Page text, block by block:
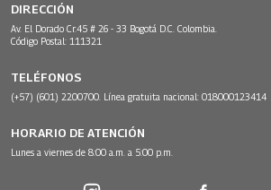
DIRECCIÓN
Av. El Dorado Cr.45 # 26 - 33 Bogotá D.C. Colombia.
Código Postal: 111321
TELÉFONOS
(+57) (601) 2200700. Línea gratuita nacional: 018000123414
HORARIO DE ATENCIÓN
Lunes a viernes de 8:00 a.m. a 5:00 p.m.